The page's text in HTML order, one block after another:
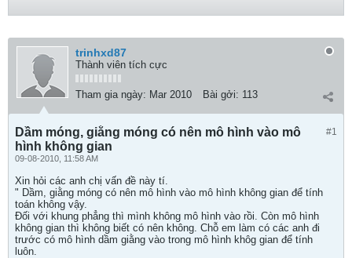
trinhxd87
Thành viên tích cực
Tham gia ngày: Mar 2010 Bài gởi: 113
#1
Dầm móng, giằng móng có nên mô hình vào mô
hình không gian
09-08-2010, 11:58 AM
Xin hỏi các anh chị vấn đề này tí.
" Dầm, giằng móng có nên mô hình vào mô hình không gian để tính
toán không vậy.
Đối với khung phẳng thì mình không mô hình vào rồi. Còn mô hình
không gian thì không biết có nên không. Chỗ em làm có các anh đi
trước có mô hình dầm giằng vào trong mô hình khôg gian để tính
luôn.